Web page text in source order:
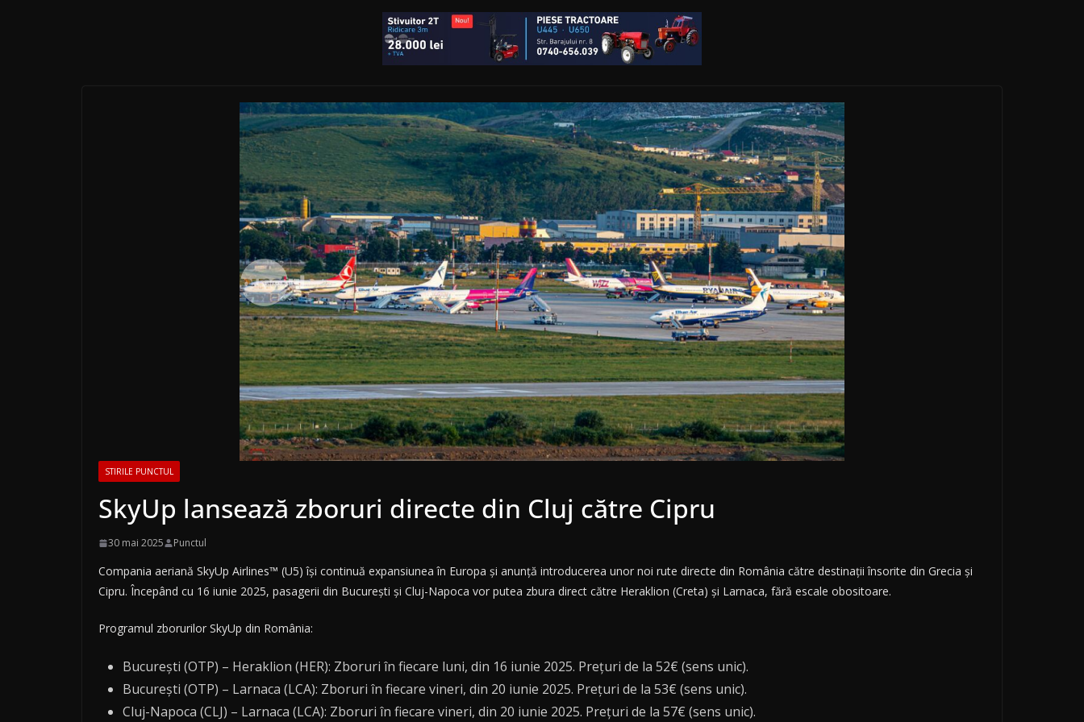
STIRILE PUNCTUL
SkyUp lansează zboruri directe din Cluj către Cipru
30 mai 2025 Punctul
Compania aeriană SkyUp Airlines™ (U5) își continuă expansiunea în Europa și anunță introducerea unor noi rute directe din România către destinații însorite din Grecia și
Cipru. Începând cu 16 iunie 2025, pasagerii din București și Cluj-Napoca vor putea zbura direct către Heraklion (Creta) și Larnaca, fără escale obositoare.
Programul zborurilor SkyUp din România:
București (OTP) – Heraklion (HER): Zboruri în fiecare luni, din 16 iunie 2025. Prețuri de la 52€ (sens unic).
București (OTP) – Larnaca (LCA): Zboruri în fiecare vineri, din 20 iunie 2025. Prețuri de la 53€ (sens unic).
Cluj-Napoca (CLJ) – Larnaca (LCA): Zboruri în fiecare vineri, din 20 iunie 2025. Prețuri de la 57€ (sens unic).